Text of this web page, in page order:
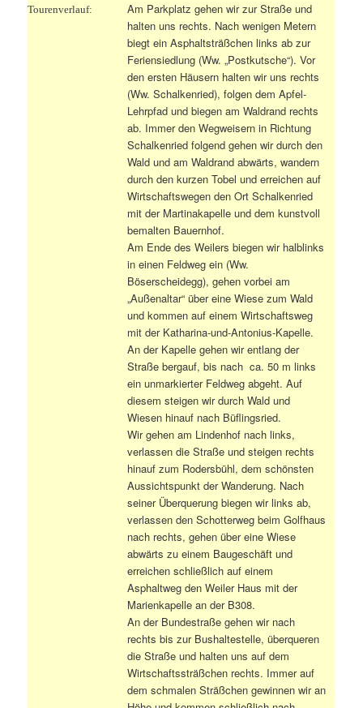
Tourenverlauf:
Am Parkplatz gehen wir zur Straße und
halten uns rechts. Nach wenigen Metern
biegt ein Asphaltsträßchen links ab zur
Feriensiedlung (Ww. „Postkutsche“). Vor
den ersten Häusern halten wir uns rechts
(Ww. Schalkenried), folgen dem Apfel-
Lehrpfad und biegen am Waldrand rechts
ab. Immer den Wegweisern in Richtung
Schalkenried folgend gehen wir durch den
Wald und am Waldrand abwärts, wandern
durch den kurzen Tobel und erreichen auf
Wirtschaftswegen den Ort Schalkenried
mit der Martinakapelle und dem kunstvoll
bemalten Bauernhof.
Am Ende des Weilers biegen wir halblinks
in einen Feldweg ein (Ww.
Böserscheidegg), gehen vorbei am
„Außenaltar“ über eine Wiese zum Wald
und kommen auf einem Wirtschaftsweg
mit der Katharina-und-Antonius-Kapelle.
An der Kapelle gehen wir entlang der
Straße bergauf, bis nach ca. 50 m links
ein unmarkierter Feldweg abgeht. Auf
diesem steigen wir durch Wald und
Wiesen hinauf nach Büflingsried.
Wir gehen am Lindenhof nach links,
verlassen die Straße und steigen rechts
hinauf zum Rodersbühl, dem schönsten
Aussichtspunkt der Wanderung. Nach
seiner Überquerung biegen wir links ab,
verlassen den Schotterweg beim Golfhaus
nach rechts, gehen über eine Wiese
abwärts zu einem Baugeschäft und
erreichen schließlich auf einem
Asphaltweg den Weiler Haus mit der
Marienkapelle an der B308.
An der Bundestraße gehen wir nach
rechts bis zur Bushaltestelle, überqueren
die Straße und halten uns auf dem
Wirtschaftssträßchen rechts. Immer auf
dem schmalen Sträßchen gewinnen wir an